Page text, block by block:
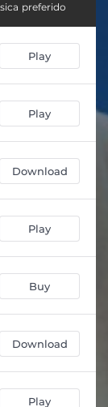
04:21
03:28
04:57
03:37
03:37
04:15
preferido
Play
Play
Download
Play
Buy
Download
Play